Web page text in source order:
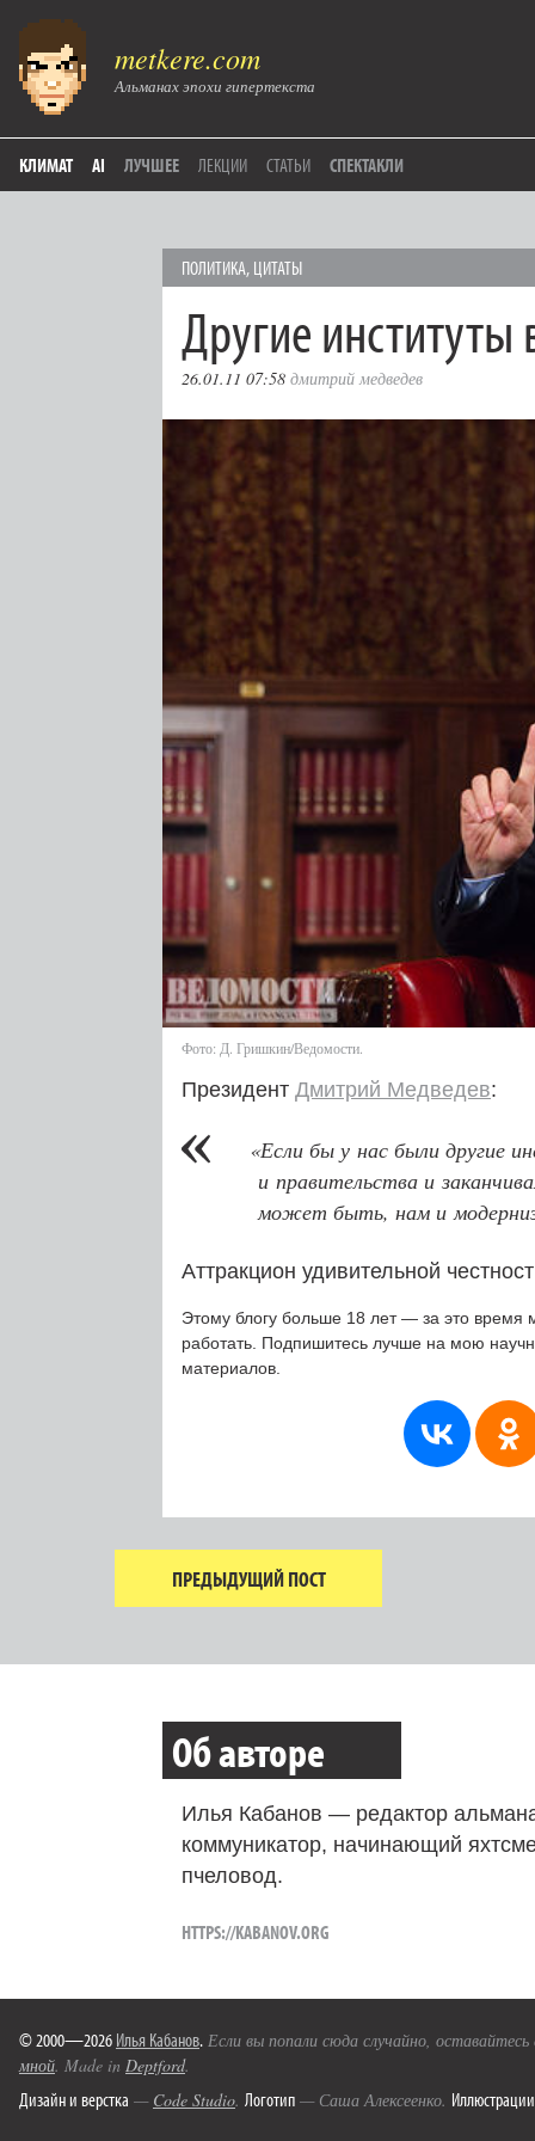
metkere.com
Альманах эпохи гипертекста
КЛИМАТ AI ЛУЧШЕЕ ЛЕКЦИИ СТАТЬИ СПЕКТАКЛИ
ПОЛИТИКА, ЦИТАТЫ
Другие институты
26.01.11 07:58 дмитрий медведев
Фото: Д. Гришкин/Ведомости.
Президент Дмитрий Медведев:
«Если бы у нас были другие
и правительства и
может быть, нам и
Аттракцион удивительной
Этому блогу больше 18 лет — за это время
работать. Подпишитесь лучше на мою
материалов.
ПРЕДЫДУЩИЙ ПОСТ
Об авторе
Илья Кабанов — редактор
коммуникатор, начинающий
пчеловод.
HTTPS://KABANOV.ORG
© 2000—2026 Илья Кабанов. Если вы попали сюда случайно,
мной. Made in Deptford.
Дизайн и верстка — Code Studio. Логотип — Саша Алексеенко. Иллюстрации